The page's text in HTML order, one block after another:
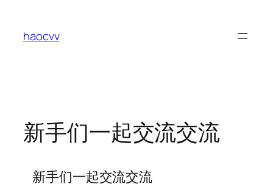
haocvv
新手们一起交流交流
新手们一起交流交流